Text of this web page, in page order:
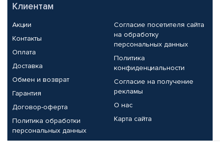
Клиентам
Акции
Контакты
Оплата
Доставка
Обмен и возврат
Гарантия
Договор-оферта
Политика обработки
персональных данных
Согласие посетителя сайта
на обработку
персональных данных
Политика
конфиденциальности
Согласие на получение
рекламы
О нас
Карта сайта